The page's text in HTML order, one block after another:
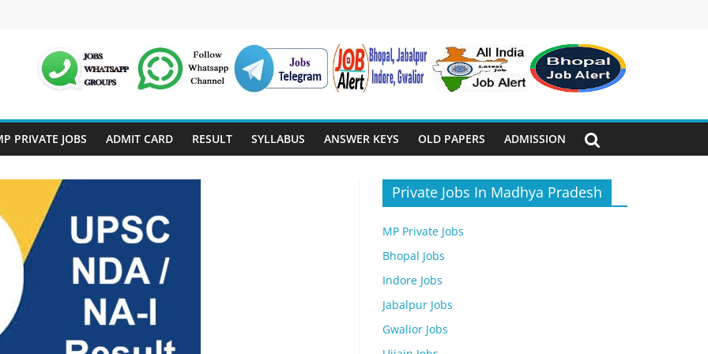
PRIVATE JOBS ADMIT CARD RESULT SYLLABUS ANSWER KEYS OLD PAPERS ADMISSION
Private Jobs In Madhya Pradesh
MP Private Jobs
Bhopal Jobs
Indore Jobs
Jabalpur Jobs
Gwalior Jobs